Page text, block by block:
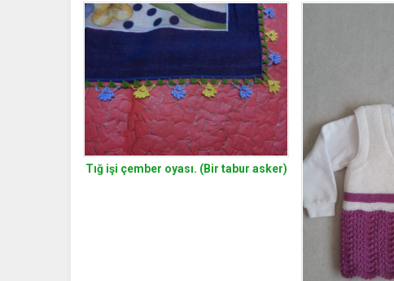
Tığ işi çember oyası. (Bir tabur asker)